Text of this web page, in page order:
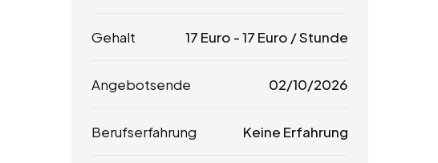
Gehalt 17 Euro -17 Euro / Stunde
Angebotsende 02/10/2026
Berufserfahrung Keine Erfahrung